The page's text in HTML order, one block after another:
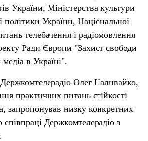
України, Міністерства культури
політики України, Національної
телебачення і радіомовлення
Ради Європи "Захист свободи
в Україні".
Олег Наливайко,
практичних питань стійкості
запропонував низку конкретних
Держкомтелерадіо з